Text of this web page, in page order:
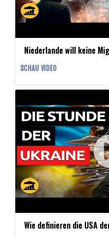
Niederlande will keine
SCHAU VIDEO
Wie definieren die USA